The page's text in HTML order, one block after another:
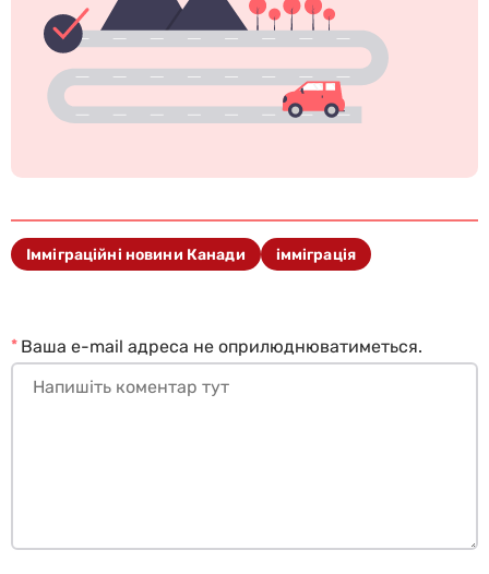
Імміграційні новини Канади імміграція
Ваша e-mail адреса не оприлюднюватиметься.
*